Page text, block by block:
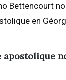
Bettencourt
en